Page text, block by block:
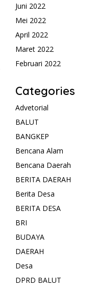
Juni 2022
Mei 2022
April 2022
Maret 2022
Februari 2022
Categories
Advetorial
BALUT
BANGKEP
Bencana Alam
Bencana Daerah
BERITA DAERAH
Berita Desa
BERITA DESA
BRI
BUDAYA
DAERAH
Desa
DPRD BALUT